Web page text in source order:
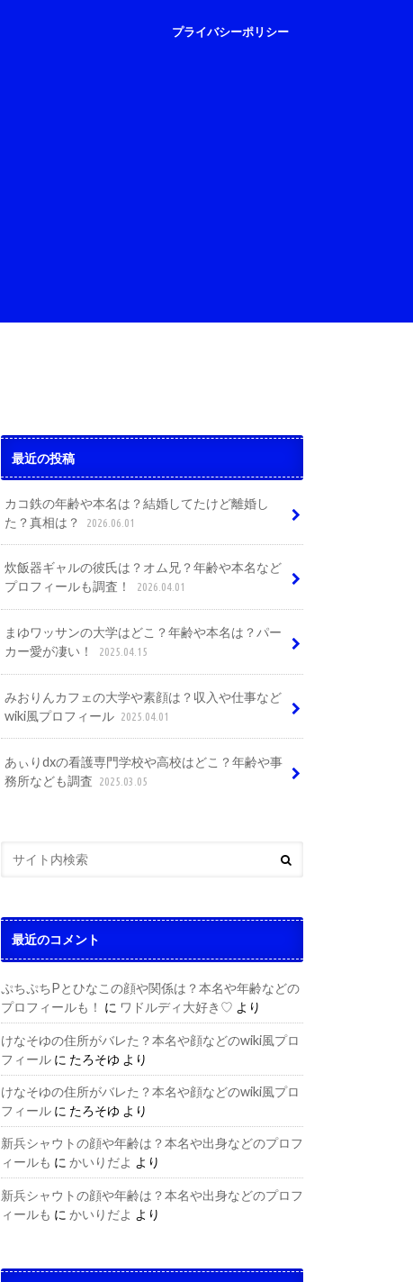
プライバシーポリシー
最近の投稿
カコ鉄の年齢や本名は？結婚してたけど離婚し
た？真相は？
2026.06.01
炊飯器ギャルの彼氏は？オム兄？年齢や本名など
プロフィールも調査！
2026.04.01
まゆワッサンの大学はどこ？年齢や本名は？パー
カー愛が凄い！
2025.04.15
みおりんカフェの大学や素顔は？収入や仕事など
wiki風プロフィール 2025.04.01
あぃりdxの看護専門学校や高校はどこ？年齢や事
務所なども調査
2025.03.05
最近のコメント
ぷちぷちPとひなこの顔や関係は？本名や年齢などの
プロフィールも！ に ワドルディ大好き♡ より
けなそゆの住所がバレた？本名や顔などのwiki風プロ
フィール に たろそゆ より
けなそゆの住所がバレた？本名や顔などのwiki風プロ
フィール に たろそゆ より
新兵シャウトの顔や年齢は？本名や出身などのプロフ
ィールも に かいりだよ より
新兵シャウトの顔や年齢は？本名や出身などのプロフ
ィールも に かいりだよ より